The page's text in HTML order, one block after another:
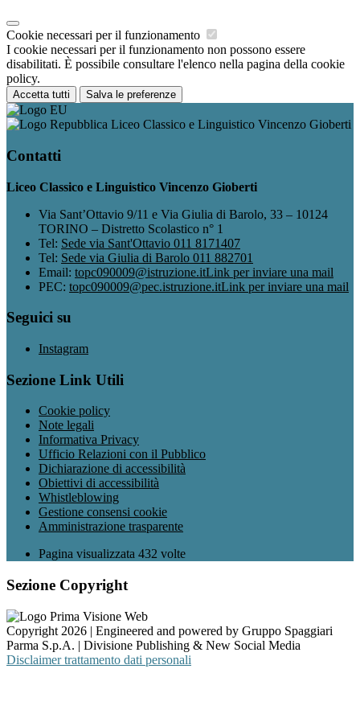
Cookie necessari per il funzionamento
I cookie necessari per il funzionamento non possono essere
disabilitati. È possibile consultare l'elenco nella pagina della cookie
policy.
Accetta tutti Salva le preferenze
Liceo Classico e Linguistico Vincenzo Gioberti
Contatti
Liceo Classico e Linguistico Vincenzo Gioberti
Via Sant’Ottavio 9/11 e Via Giulia di Barolo, 33 – 10124
TORINO – Distretto Scolastico n° 1
Tel: Sede via Sant'Ottavio 011 8171407
Tel: Sede via Giulia di Barolo 011 882701
Email: topc090009@istruzione.itLink per inviare una mail
PEC: topc090009@pec.istruzione.itLink per inviare una mail
Seguici su
Instagram
Sezione Link Utili
Cookie policy
Note legali
Informativa Privacy
Ufficio Relazioni con il Pubblico
Dichiarazione di accessibilità
Obiettivi di accessibilità
Whistleblowing
Gestione consensi cookie
Amministrazione trasparente
Pagina visualizzata 432 volte
Sezione Copyright
Copyright 2026 | Engineered and powered by Gruppo Spaggiari
Parma S.p.A. | Divisione Publishing & New Social Media
Disclaimer trattamento dati personali